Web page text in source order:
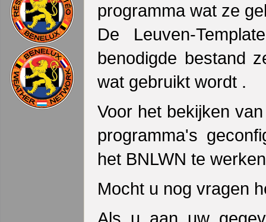
programma wat ze
De Leuven-
benodigde bestand
wat gebruikt wordt .
Voor het bekijken
programma's
het BNLWN te
Mocht u nog vragen